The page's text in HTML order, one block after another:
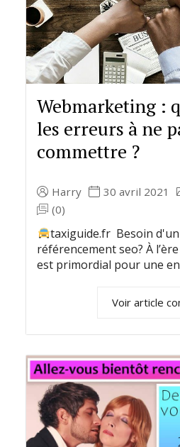
Webmarketing :
les erreurs à ne
commettre ?
Harry 30 avril 2021
(0)
taxiguide.fr Besoin
référencement seo? À
est primordial pour une
Voir article